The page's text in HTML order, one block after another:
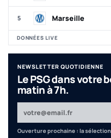
5 Marseille
DONNÉES LIVE
NEWSLETTER QUOTIDIENNE
Le PSG dans votre
matin à 7h.
Votre adresse email
Ouverture prochaine : la